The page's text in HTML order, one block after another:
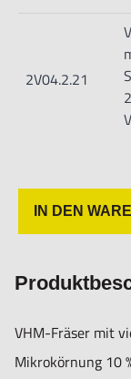
2V04.2.21
IN DEN
VHM-Fräser mit
Mikrokörnung 10